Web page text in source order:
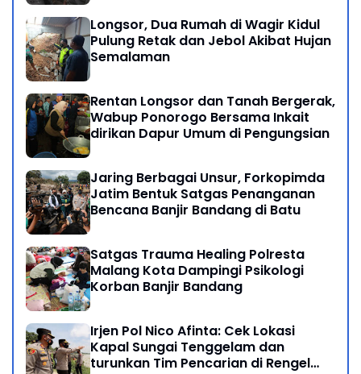
Longsor, Dua Rumah di Wagir Kidul
Pulung Retak dan Jebol Akibat Hujan
Semalaman
Rentan Longsor dan Tanah Bergerak,
Wabup Ponorogo Bersama Inkait
dirikan Dapur Umum di Pengungsian
Jaring Berbagai Unsur, Forkopimda
Jatim Bentuk Satgas Penanganan
Bencana Banjir Bandang di Batu
Satgas Trauma Healing Polresta
Malang Kota Dampingi Psikologi
Korban Banjir Bandang
Irjen Pol Nico Afinta: Cek Lokasi
Kapal Sungai Tenggelam dan
turunkan Tim Pencarian di Rengel